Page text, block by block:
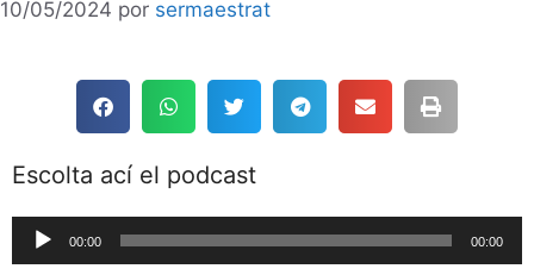
10/05/2024 por sermaestrat
Escolta ací el podcast
Reproductor
de
00:00 00:00